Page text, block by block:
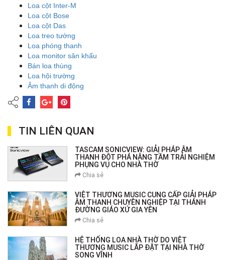
Loa cột Inter-M
Loa cột Bose
Loa cột Das
Loa treo tường
Loa phóng thanh
Loa monitor sân khấu
Bán loa thùng
Loa hội trường
Âm thanh di động
TIN LIÊN QUAN
TASCAM SONICVIEW: GIẢI PHÁP ÂM
THANH ĐỘT PHÁ NÂNG TẦM TRẢI NGHIỆM
PHỤNG VỤ CHO NHÀ THỜ
Chia sẻ
VIỆT THƯƠNG MUSIC CUNG CẤP GIẢI PHÁP
ÂM THANH CHUYÊN NGHIỆP TẠI THÁNH
ĐƯỜNG GIÁO XỨ GIA YÊN
Chia sẻ
HỆ THỐNG LOA NHÀ THỜ DO VIỆT
THƯƠNG MUSIC LẮP ĐẶT TẠI NHÀ THỜ
SONG VĨNH